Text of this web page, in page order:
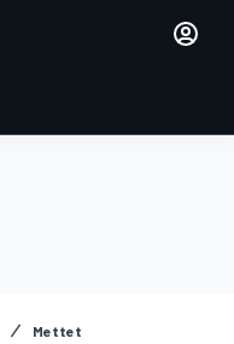
Mettet